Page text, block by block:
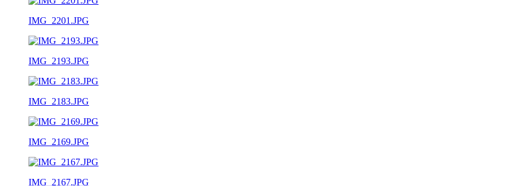
IMG_2201.JPG
IMG_2193.JPG
IMG_2183.JPG
IMG_2169.JPG
IMG_2167.JPG